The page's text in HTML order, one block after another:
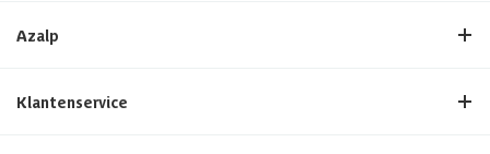
Azalp
Klantenservice